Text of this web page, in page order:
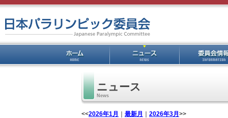
ニュース
News
<<2026年1月 最新月 2026年3月 >>